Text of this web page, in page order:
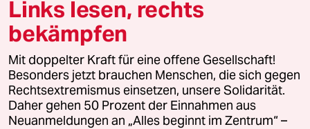
© 2026 taz Verlags und Vertriebs GmbH
Alle Rechte vorbehalten. Bei rechtlichen Fragen oder für Genehmigungen
wenden Sie sich bitte an
lizenzen@taz.de
Feedback Redaktionsstatut Kommune-Richtlinien
Links lesen, rechts
bekämpfen
Mit doppelter Kraft für eine offene Gesellschaft!
Besonders jetzt brauchen Menschen, die sich gegen
Rechtsextremismus einsetzen, unsere Solidarität.
Daher gehen 50 Prozent der Einnahmen aus
Neuanmeldungen an „Alles beginnt im Zentrum“ –